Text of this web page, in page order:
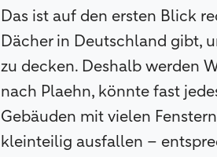
Das ist auf den ersten Blick
Dächer in Deutschland gibt,
zu decken. Deshalb werden
nach Plaehn, könnte fast
Gebäuden mit vielen
kleinteilig ausfallen –